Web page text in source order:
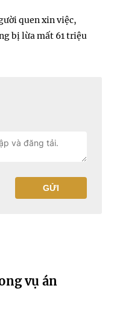
quen xin việc,
bị lừa mất 61 triệu
GỬI
vụ án